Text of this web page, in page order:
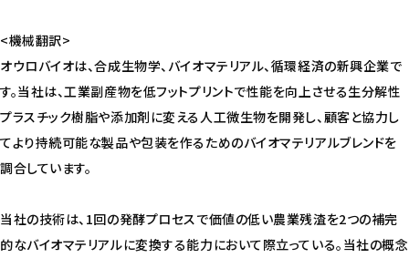
<機械翻訳>
オウロバイオは、合成生物学、バイオマテリアル、循環経済の新興企業で
す。当社は、工業副産物を低フットプリントで性能を向上させる生分解性
プラスチック樹脂や添加剤に変える人工微生物を開発し、顧客と協力し
てより持続可能な製品や包装を作るためのバイオマテリアルブレンドを
調合しています。
当社の技術は、1回の発酵プロセスで価値の低い農業残渣を2つの補完
的なバイオマテリアルに変換する能力において際立っている。当社の概念